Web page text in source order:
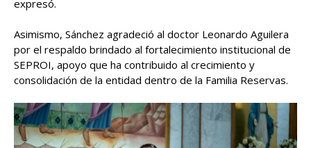
expresó.
Asimismo, Sánchez agradeció al doctor Leonardo Aguilera
por el respaldo brindado al fortalecimiento institucional de
SEPROI, apoyo que ha contribuido al crecimiento y
consolidación de la entidad dentro de la Familia Reservas.